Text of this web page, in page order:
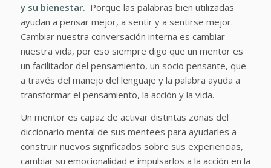
y su bienestar. Porque las palabras bien utilizadas
ayudan a pensar mejor, a sentir y a sentirse mejor.
Cambiar nuestra conversación interna es cambiar
nuestra vida, por eso siempre digo que un mentor es
un facilitador del pensamiento, un socio pensante, que
a través del manejo del lenguaje y la palabra ayuda a
transformar el pensamiento, la acción y la vida.
Un mentor es capaz de activar distintas zonas del
diccionario mental de sus mentees para ayudarles a
construir nuevos significados sobre sus experiencias,
cambiar su emocionalidad e impulsarlos a la acción en la